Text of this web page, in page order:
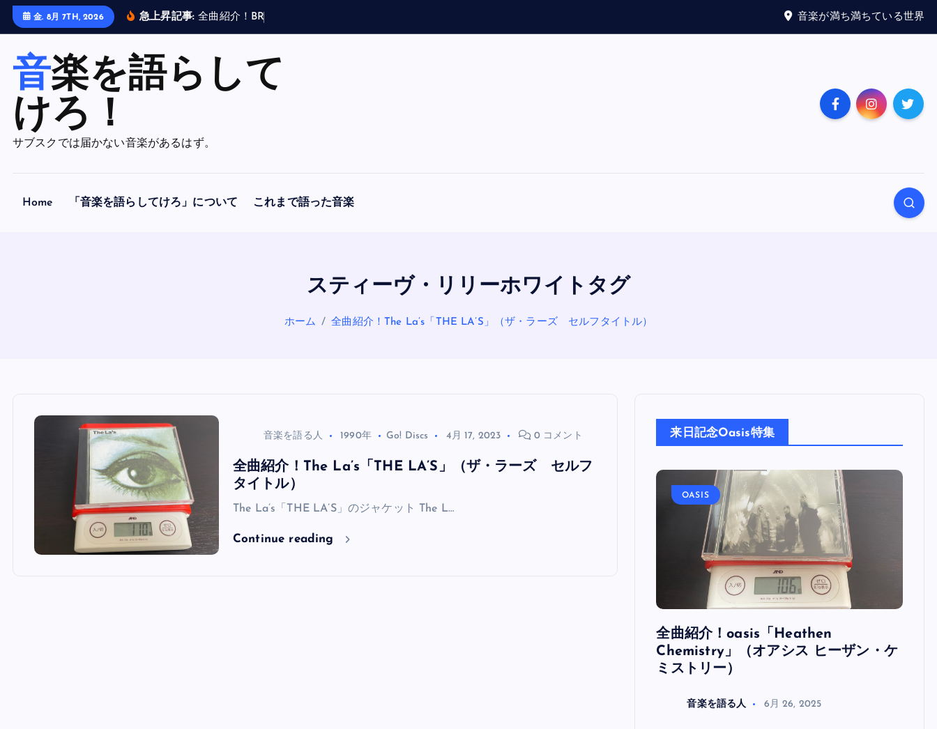
金. 8月 7TH, 2026 急上昇記事: 全曲 紹介 ！ B R 音楽が満ち満ちている世界
音楽を語らして
けろ！
サブスクでは届かない音楽があるはず。
Home 「音楽を語らしてけろ」について これまで語った音楽
スティーヴ・リリーホワイトタグ
ホーム 全曲紹介！The La’s「THE LA’S」（ザ・ラーズ セルフタイトル）
音楽を語る人 1990年 Go! Discs 4月 17, 2023 0 コメント
全曲紹介！The La’s「THE LA’S」（ザ・ラーズ セルフ
タイトル）
The La’s「THE LA’S」のジャケット The L…
Continue reading
来日記念Oasis特集
OASIS
全曲紹介！oasis「Heathen
Chemistry」（オアシス ヒーザン・ケ
ミストリー）
音楽を語る人 6月 26, 2025